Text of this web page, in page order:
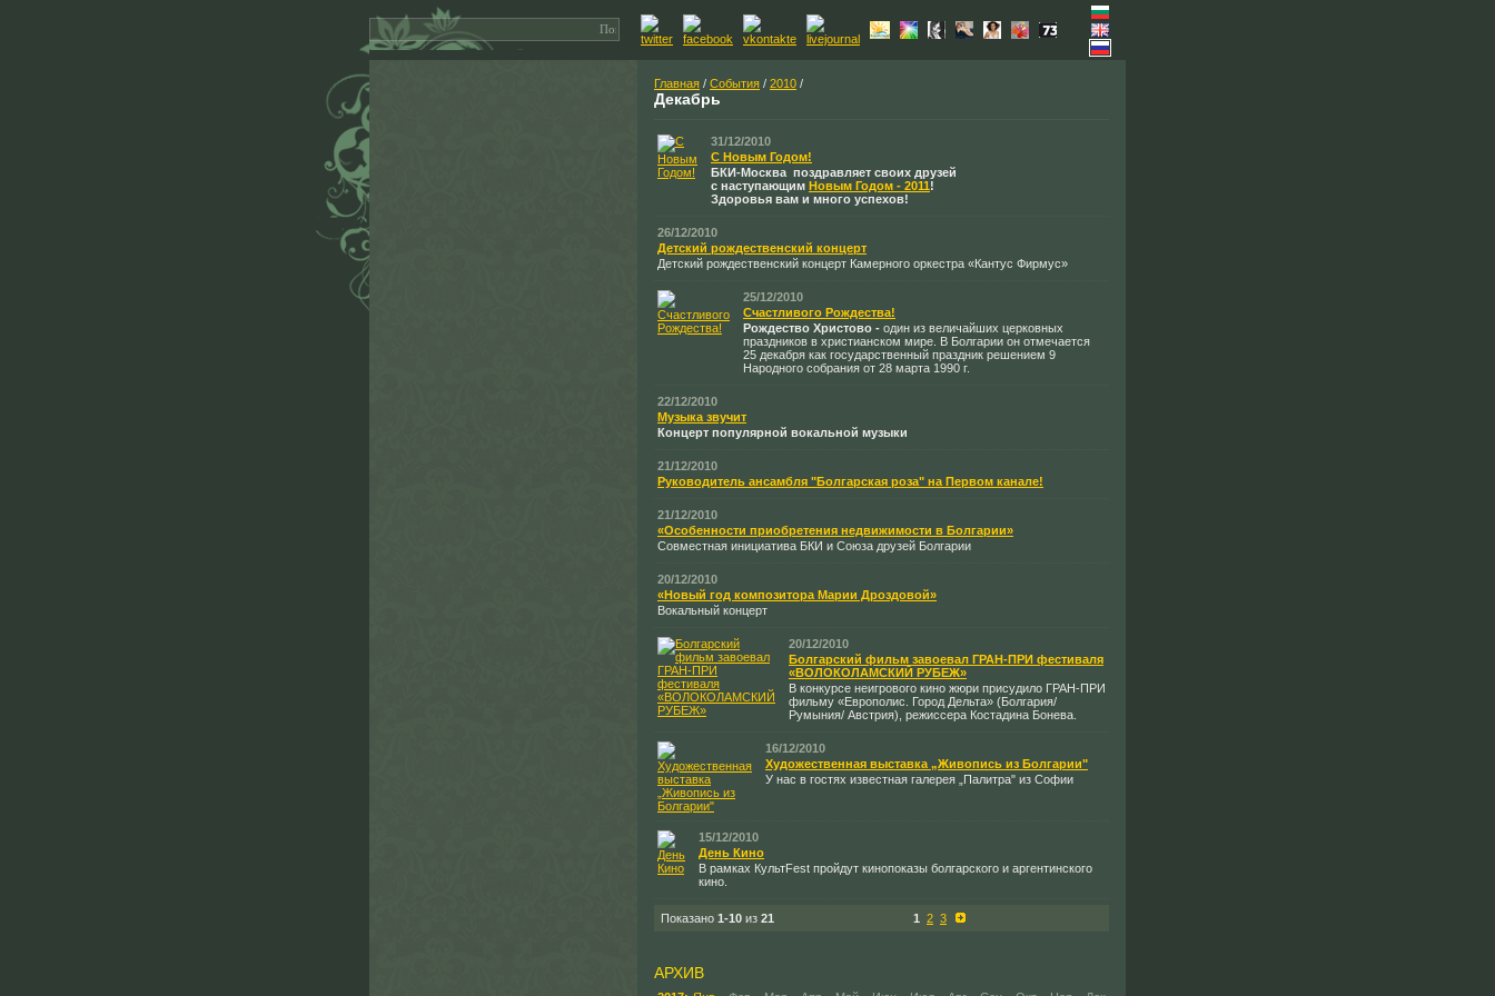
Главная / События / 2010 /
Декабрь
31/12/2010
С Новым Годом!
БКИ-Москва поздравляет своих друзей
с наступающим Новым Годом - 2011!
Здоровья вам и много успехов!
26/12/2010
Детский рождественский концерт
Детский рождественский концерт Камерного оркестра «Кантус Фирмус»
25/12/2010
Счастливого Рождества!
Рождество Христово - один из величайших церковных
праздников в христианском мире. В Болгарии он отмечается
25 декабря как государственный праздник решением 9
Народного собрания от 28 марта 1990 г.
22/12/2010
Музыка звучит
Концерт популярной вокальной музыки
21/12/2010
Руководитель ансамбля "Болгарская роза" на Первом канале!
21/12/2010
«Особенности приобретения недвижимости в Болгарии»
Совместная инициатива БКИ и Союза друзей Болгарии
20/12/2010
«Новый год композитора Марии Дроздовой»
Вокальный концерт
20/12/2010
Болгарский фильм завоевал ГРАН-ПРИ фестиваля
«ВОЛОКОЛАМСКИЙ РУБЕЖ»
В конкурсе неигрового кино жюри присудило ГРАН-ПРИ
фильму «Европолис. Город Дельта» (Болгария/
Румыния/ Австрия), режиссера Костадина Бонева.
16/12/2010
Художественная выставка „Живопись из Болгарии"
У нас в гостях известная галерея „Палитра" из Софии
15/12/2010
День Кино
В рамках КультFest пройдут кинопоказы болгарского и аргентинского
кино.
Показано 1-10 из 21 1 2 3
АРХИВ